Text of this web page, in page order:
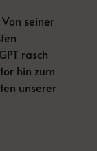
seiner
rasch
hin zum
unserer